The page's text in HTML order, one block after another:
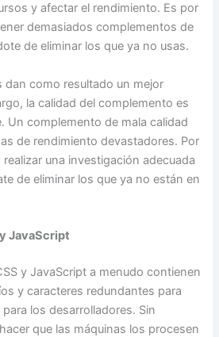
y afectar el rendimiento. Es por
demasiados complementos de
de eliminar los que ya no usas.
como resultado un mejor
la calidad del complemento es
Un complemento de mala calidad
de rendimiento devastadores. Por
una investigación adecuada
de eliminar los que ya no están en
JavaScript
y JavaScript a menudo contienen
y caracteres redundantes para
los desarrolladores. Sin
que las máquinas los procesen